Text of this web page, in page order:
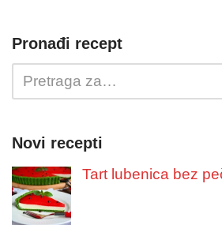
Pronađi recept
Novi recepti
Tart lubenica bez